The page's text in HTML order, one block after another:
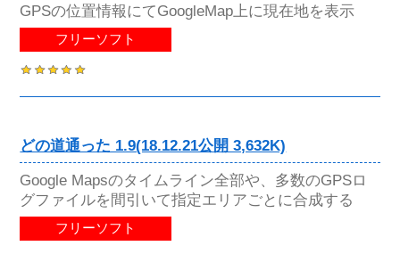
GPSの位置情報にてGoogleMap上に現在地を表示
フリーソフト
どの道通った 1.9(18.12.21公開 3,632K)
Google Mapsのタイムライン全部や、多数のGPSロ
グファイルを間引いて指定エリアごとに合成する
フリーソフト